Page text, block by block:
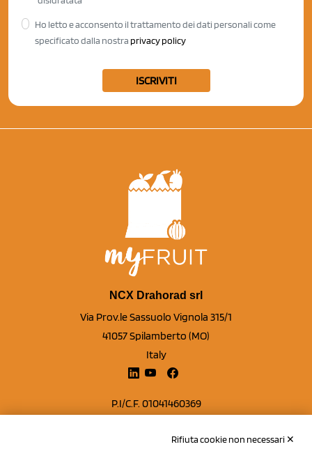
Ho letto e acconsento il trattamento dei dati personali come
specificato dalla nostra privacy policy
ISCRIVITI
NCX Drahorad srl
Via Prov.le Sassuolo Vignola 315/1
41057 Spilamberto (MO)
Italy
P.I/C.F. 01041460369
Capitale sociale Euro 50.000,00 i.v.Rifiuta cookie non necessari ✕